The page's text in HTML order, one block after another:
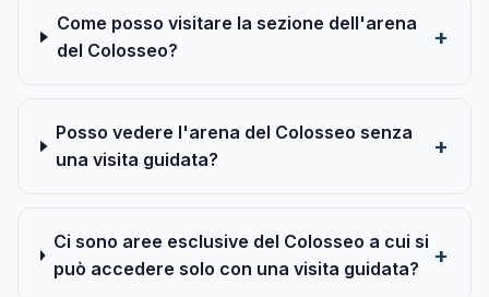
Come posso visitare la sezione dell'arena
del Colosseo?
Posso vedere l'arena del Colosseo senza
una visita guidata?
Ci sono aree esclusive del Colosseo a cui si
può accedere solo con una visita guidata?